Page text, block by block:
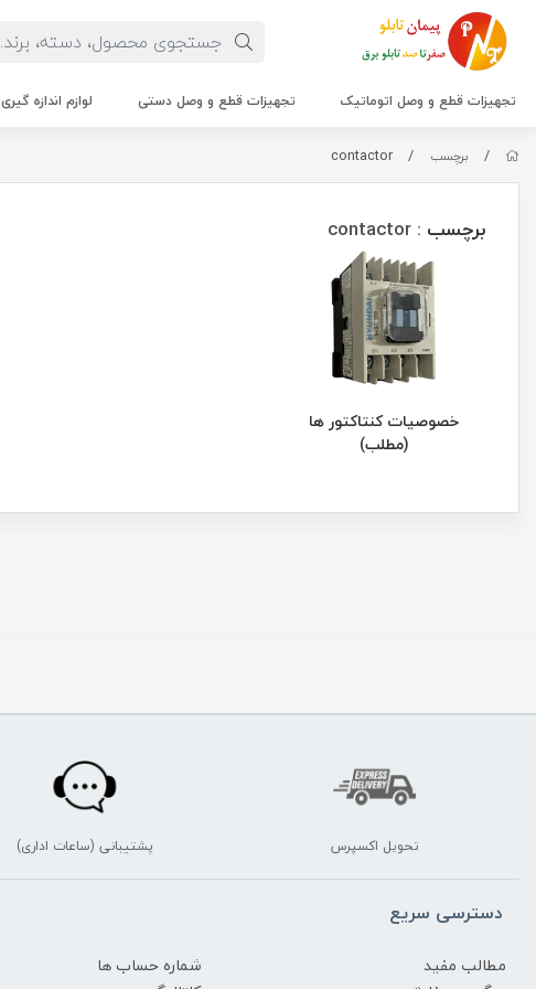
تجهیزات قطع و وصل اتوماتیک تجهیزات قطع و وصل دستی لوازم اندازه گیری
/ برچسب /
برچسب : contactor
خصوصیات کنتاکتور ها
(مطلب)
تحویل اکسپرس پشتیبانی (ساعات اداری)
دسترسی سریع
مطالب مفید شماره حساب ها